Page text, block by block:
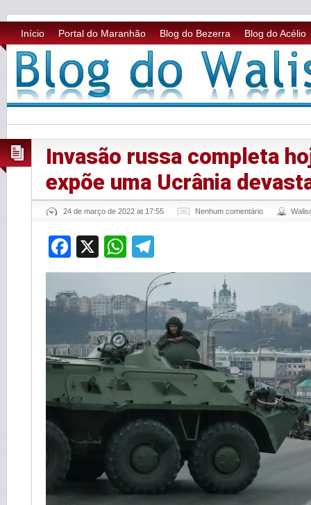
Início Portal do Maranhão Blog do Bezerra Blog do Acélio
Invasão russa completa
expõe uma Ucrânia
24 de março de 2022 at 17:55 Nenhum comentário
Facebook
X WhatsApp